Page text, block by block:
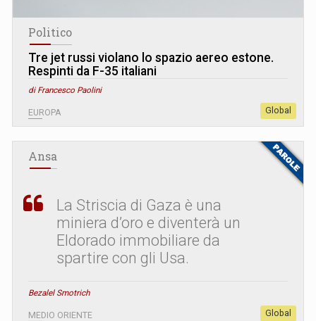
Politico
Tre jet russi violano lo spazio aereo estone.
Respinti da F-35 italiani
di Francesco Paolini
EUROPA Global
Ansa
La Striscia di Gaza è una
miniera d’oro e diventerà un
Eldorado immobiliare da
spartire con gli Usa.
Bezalel Smotrich
MEDIO ORIENTE Global